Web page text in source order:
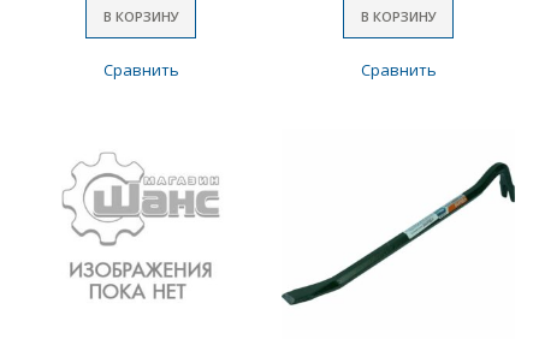
В КОРЗИНУ
Сравнить
В КОРЗИНУ
Сравнить